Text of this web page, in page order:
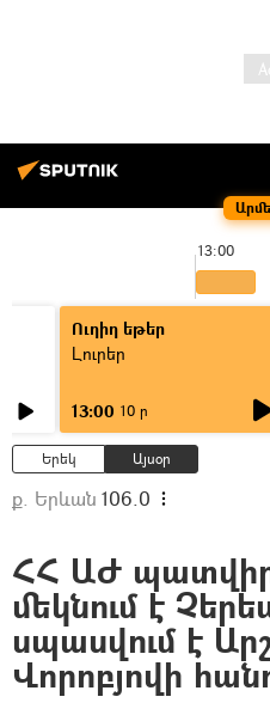
13:00
Ուղիղ եթեր
Լուրեր
13:00 10 ր
Երեկ Այսօր
ք. Երևան 106.0
ՀՀ ԱԺ
մեկնում է
սպասվում է
Վորոբյովի